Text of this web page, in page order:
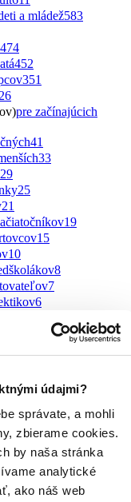
údajmi?
správate, a mohli
zbierame cookies.
by naša stránka
analytické
ako náš web
a mládež583
474
452
351
pre začínajúcich
41
33
29
25
21
19
15
10
8
7
6
2
Dán165